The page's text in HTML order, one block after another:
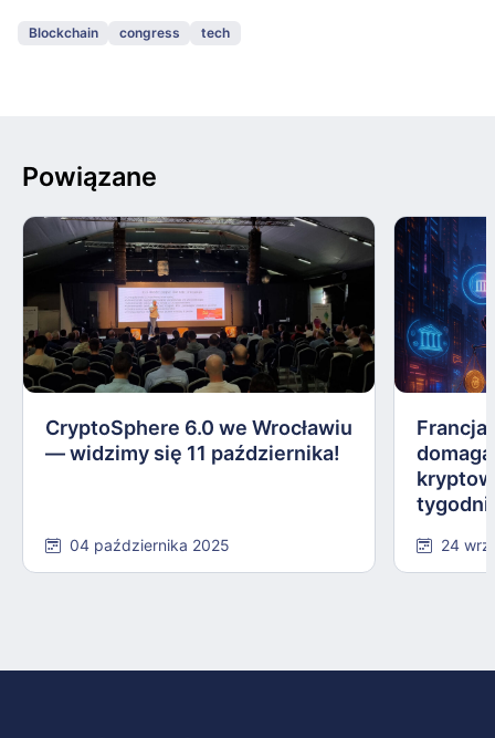
Blockchain congress tech
Powiązane
CryptoSphere 6.0 we Wrocławiu
— widzimy się 11 października!
04 października 2025 24